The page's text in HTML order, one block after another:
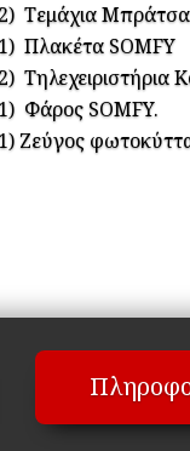
Τεμάχια Μπράτσα
Πλακέτα SOMFY
Τηλεχειριστήρια
Φάρος SOMFY.
Ζεύγος